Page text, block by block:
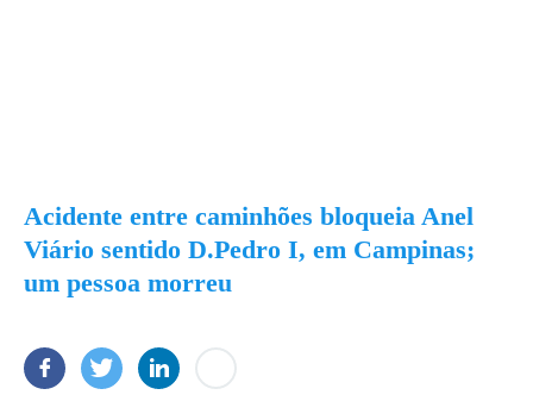
Acidente entre caminhões bloqueia Anel
Viário sentido D.Pedro I, em Campinas;
um pessoa morreu